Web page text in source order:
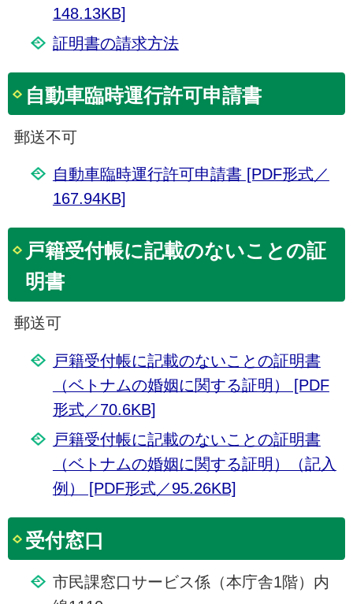
148.13KB]
証明書の請求方法
自動車臨時運行許可申請書
郵送不可
自動車臨時運行許可申請書 [PDF形式／
167.94KB]
戸籍受付帳に記載のないことの証
明書
郵送可
戸籍受付帳に記載のないことの証明書
（ベトナムの婚姻に関する証明） [PDF
形式／70.6KB]
戸籍受付帳に記載のないことの証明書
（ベトナムの婚姻に関する証明）（記入
例） [PDF形式／95.26KB]
受付窓口
市民課窓口サービス係（本庁舎1階）内